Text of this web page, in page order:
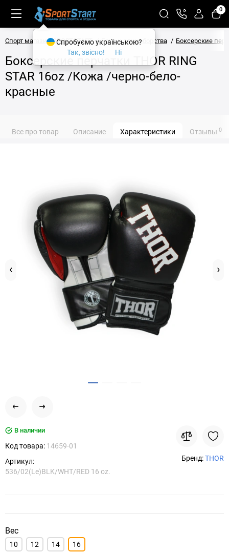
0
Спорт магазин SPORTSTART Бокс и единоборства Боксерские
Боксерские перчатки THOR RING
STAR 16oz /Кожа /черно-бело-
красные
Все про товар Описание Характеристики Отзывы 0
В наличии
Код товара: 14659-01
Артикул:
536/02(Le)BLK/WHT/RED 16 oz.
Бренд:THOR
Вес
10 12 14 16
Спробуємо українською?
Так, звісно!
Ні